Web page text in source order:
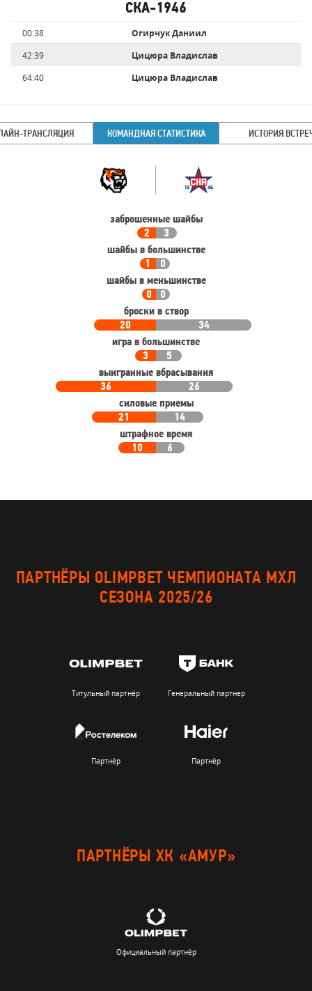
СКА-1946
Время Имя
игрока
00:38
Огирчук Даниил
42:39
Цицюра Владислав
64:40
Цицюра Владислав
ТРАНСЛЯЦИЯ КОМАНДНАЯ СТАТИСТИКА ИСТОРИЯ
Команда
заброшенные шайбы
2
3
шайбы в большинстве
1
0
шайбы в меньшинстве
0
0
броски в створ
20
34
игра в большинстве
3
5
выигранные вбрасывания
36
26
силовые приемы
21
14
штрафное время
10
6
ПАРТНЁРЫ OLIMPBET ЧЕМПИОНАТА МХЛ
СЕЗОНА 2025/26
Титульный партнёр Генеральный партнер
Партнёр Партнёр
ПАРТНЁРЫ ХК «АМУР»
Официальный партнёр